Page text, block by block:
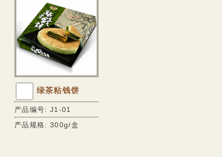
绿茶粘钱饼
产品编号: J1-01
产品规格: 300g/盒